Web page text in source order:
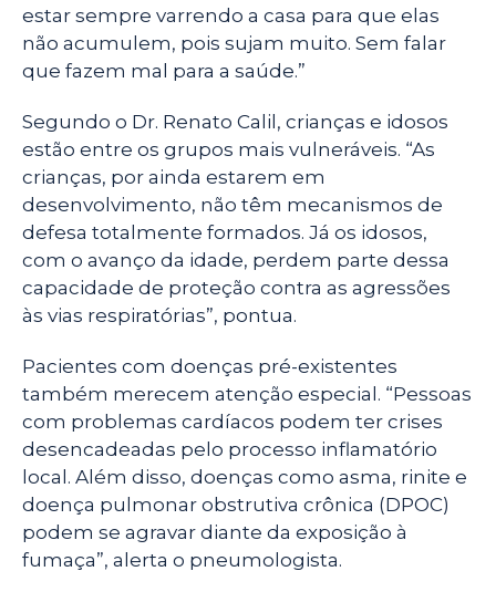
estar sempre varrendo a casa para que elas
não acumulem, pois sujam muito. Sem falar
que fazem mal para a saúde.”
Segundo o Dr. Renato Calil, crianças e idosos
estão entre os grupos mais vulneráveis. “As
crianças, por ainda estarem em
desenvolvimento, não têm mecanismos de
defesa totalmente formados. Já os idosos,
com o avanço da idade, perdem parte dessa
capacidade de proteção contra as agressões
às vias respiratórias”, pontua.
Pacientes com doenças pré-existentes
também merecem atenção especial. “Pessoas
com problemas cardíacos podem ter crises
desencadeadas pelo processo inflamatório
local. Além disso, doenças como asma, rinite e
doença pulmonar obstrutiva crônica (DPOC)
podem se agravar diante da exposição à
fumaça”, alerta o pneumologista.